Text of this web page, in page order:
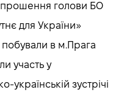
голови БО
для України»
побували в м.Прага
участь у
українській зустрічі